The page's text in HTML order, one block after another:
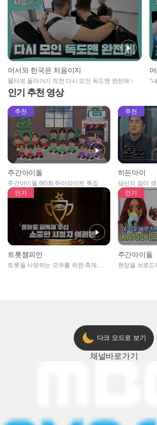
어서와 한국은 처음이지
몰타로 돌아가기 직전 다시 모인 독도맨 완전체✨
"
인기 추천 영상
추천
주간아이돌
주간아이돌 695회 하이라이트 특집 남
자아이돌편 예고
추천
히든아이
당신의 집이
못한 곳에서
인기
트롯챔피언
트롯을 사랑하는 모두를 위한 축제,
인기
주간아이돌
현장을 브로드
다크 모드로 보기
채널바로가기